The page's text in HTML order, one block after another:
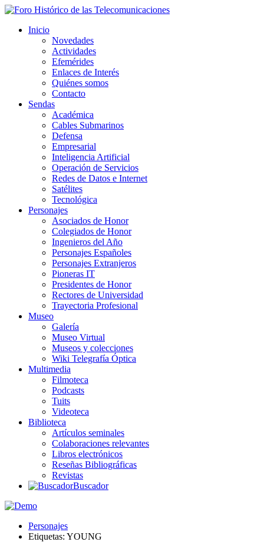
Inicio
Novedades
Actividades
Efemérides
Enlaces de Interés
Quiénes somos
Contacto
Sendas
Académica
Cables Submarinos
Defensa
Empresarial
Inteligencia Artificial
Operación de Servicios
Redes de Datos e Internet
Satélites
Tecnológica
Personajes
Asociados de Honor
Colegiados de Honor
Ingenieros del Año
Personajes Españoles
Personajes Extranjeros
Pioneras IT
Presidentes de Honor
Rectores de Universidad
Trayectoria Profesional
Museo
Galería
Museo Virtual
Museos y colecciones
Wiki Telegrafía Óptica
Multimedia
Filmoteca
Podcasts
Tuits
Videoteca
Biblioteca
Artículos seminales
Colaboraciones relevantes
Libros electrónicos
Reseñas Bibliográficas
Revistas
Buscador
Personajes
Etiquetas: YOUNG